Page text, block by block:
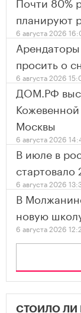
планируют
6 августа 2026
просить о
6 августа 2026
ДОМ.РФ
Москвы
6 августа 2026
В июле в
стартовало
6 августа 2026
В
новую
6 августа 2026
СТОИЛО ЛИ